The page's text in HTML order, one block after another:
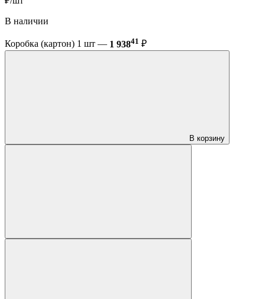
В наличии
Коробка (картон) 1 шт — 1 93841 ₽
В корзину